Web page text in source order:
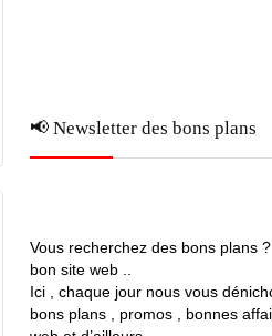
📢 Newsletter des bons plans
Vous recherchez des bons plans
bon site web ..
Ici , chaque jour nous vous
bons plans , promos , bonnes